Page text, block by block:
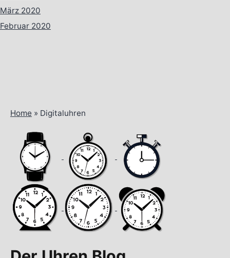
März 2020
Februar 2020
Home » Digitaluhren